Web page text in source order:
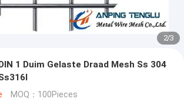
2/3
1 Duim Gelaste Draad Mesh Ss 304
MOQ：100Pieces